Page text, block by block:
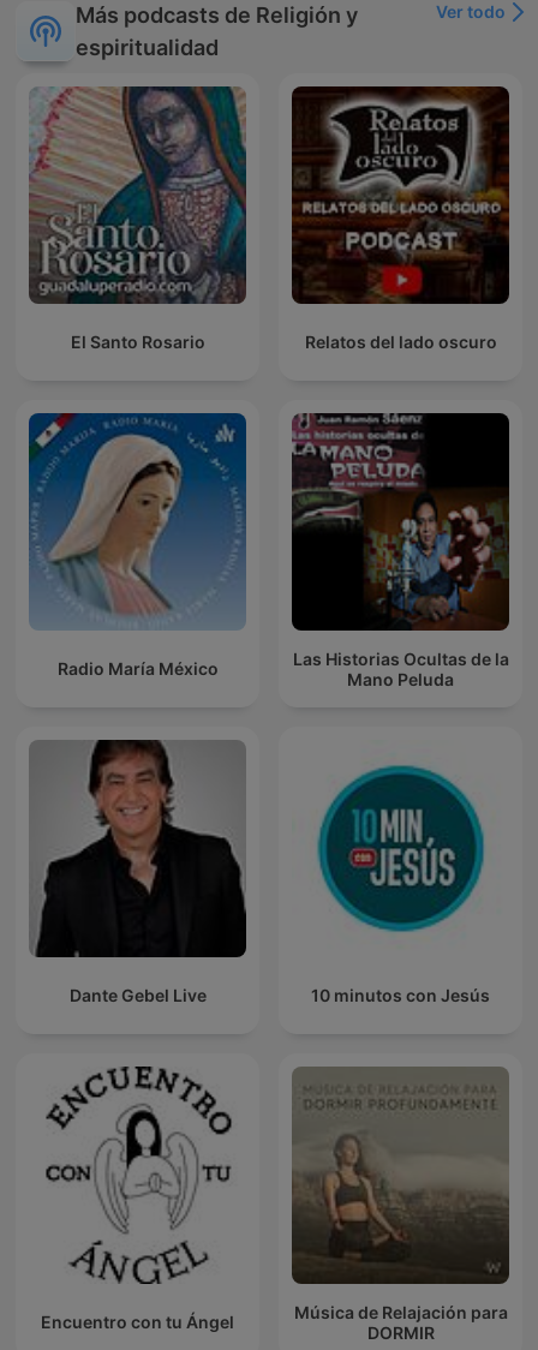
Más podcasts de Religión y
espiritualidad
Ver todo
El Santo Rosario Relatos del lado oscuro
Radio María México
Las Historias Ocultas de la
Mano Peluda
Dante Gebel Live 10 minutos con Jesús
Encuentro con tu Ángel
Música de Relajación para
DORMIR